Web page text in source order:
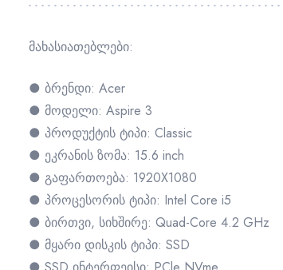
მახასიათებლები:
● ბრენდი: Acer
● მოდელი: Aspire 3
● პროდუქტის ტიპი: Classic
● ეკრანის ზომა: 15.6 inch
● გაფართოება: 1920X1080
● პროცესორის ტიპი: Intel Core i5
● ბირთვი, სიხშირე: Quad-Core 4.2 GHz
● მყარი დისკის ტიპი: SSD